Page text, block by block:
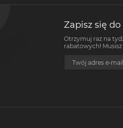
Zapisz się
Otrzymuj raz na
rabatowych!
Twój adres e-mail